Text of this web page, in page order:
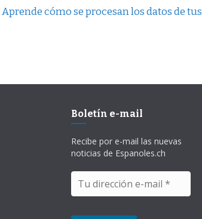
Aprende cómo se procesan los datos de tus
Boletín e-mail
Recibe por e-mail las nuevas
noticias de Espanoles.ch